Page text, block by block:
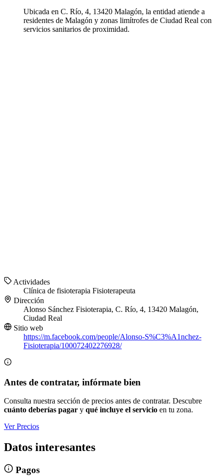
Ubicada en C. Río, 4, 13420 Malagón, la entidad atiende a
residentes de Malagón y zonas limítrofes de Ciudad Real con
servicios sanitarios de proximidad.
Actividades
Clínica de fisioterapia Fisioterapeuta
Dirección
Alonso Sánchez Fisioterapia, C. Río, 4, 13420 Malagón,
Ciudad Real
Sitio web
https://m.facebook.com/people/Alonso-S%C3%A1nchez-
Fisioterapia/100072402276928/
Antes de contratar, infórmate bien
Consulta nuestra sección de precios antes de contratar. Descubre
cuánto deberías pagar y qué incluye el servicio en tu zona.
Ver Precios
Datos interesantes
Pagos